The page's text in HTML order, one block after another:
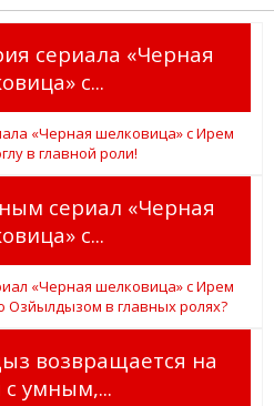
сериала «Черная
с...
сериал «Черная
с...
возвращается на
с умным,...